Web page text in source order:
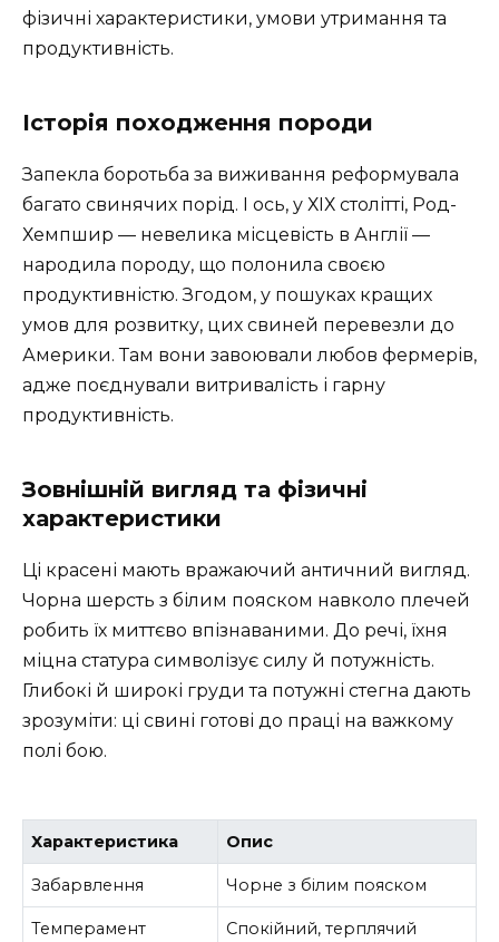
фізичні характеристики, умови утримання та
продуктивність.
Історія походження породи
Запекла боротьба за виживання реформувала
багато свинячих порід. І ось, у ХІХ столітті, Род-
Хемпшир — невелика місцевість в Англії —
народила породу, що полонила своєю
продуктивністю. Згодом, у пошуках кращих
умов для розвитку, цих свиней перевезли до
Америки. Там вони завоювали любов фермерів,
адже поєднували витривалість і гарну
продуктивність.
Зовнішній вигляд та фізичні
характеристики
Ці красені мають вражаючий античний вигляд.
Чорна шерсть з білим пояском навколо плечей
робить їх миттєво впізнаваними. До речі, їхня
міцна статура символізує силу й потужність.
Глибокі й широкі груди та потужні стегна дають
зрозуміти: ці свині готові до праці на важкому
полі бою.
Характеристика Опис
Забарвлення Чорне з білим пояском
Темперамент Спокійний, терплячий